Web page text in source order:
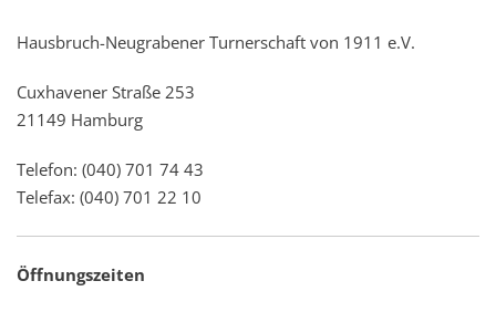
Hausbruch-Neugrabener Turnerschaft von 1911 e.V.
Cuxhavener Straße 253
21149 Hamburg
Telefon: (040) 701 74 43
Telefax: (040) 701 22 10
Öffnungszeiten